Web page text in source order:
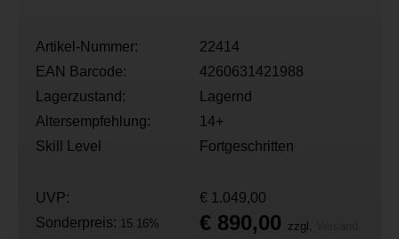
Artikel-Nummer:
22414
EAN Barcode:
4260631421988
Lagerzustand:
Lagernd
Altersempfehlung:
14+
Skill Level
Fortgeschritten
UVP:
€ 1.049,00
Sonderpreis: 15.16%
€ 890,00 zzgl.